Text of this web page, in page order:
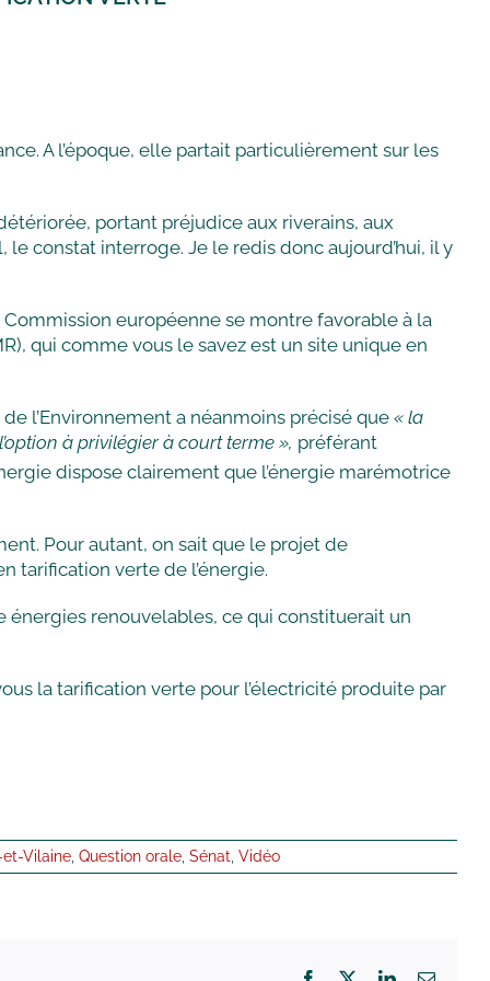
A l’époque, elle partait particulièrement sur les
portant préjudice aux riverains, aux
constat interroge. Je le redis donc aujourd’hui, il y
européenne se montre favorable à la
qui comme vous le savez est un site unique en
l’Environnement a néanmoins précisé que« la
à privilégier à court terme », préférant
dispose clairement que l’énergie marémotrice
Pour autant, on sait que le projet de
tarification verte de l’énergie.
énergies renouvelables, ce qui constituerait un
la tarification verte pour l’électricité produite par
et-Vilaine Question orale Sénat Vidéo